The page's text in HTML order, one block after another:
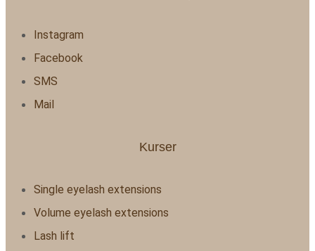
Instagram
Facebook
SMS
Mail
Kurser
Single eyelash extensions
Volume eyelash extensions
Lash lift